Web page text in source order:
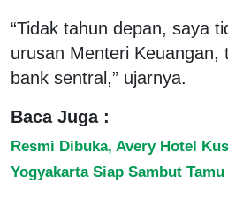
“Tidak tahun depan, saya
urusan Menteri Keuangan,
bank sentral,” ujarnya.
Baca Juga :
Resmi Dibuka, Avery Hotel
Yogyakarta Siap Sambut